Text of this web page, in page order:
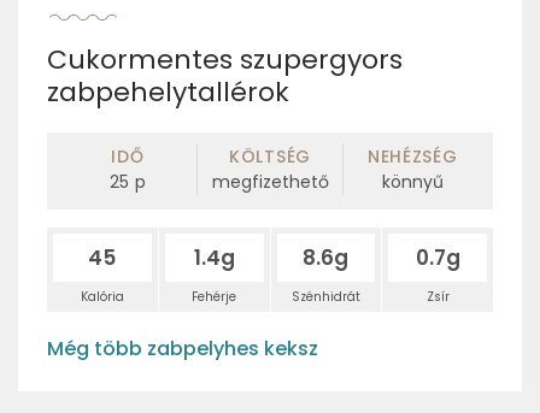
Cukormentes szupergyors
zabpehelytallérok
IDŐ
25 p
KÖLTSÉG
megfizethető
NEHÉZSÉG
könnyű
45
Kalória
1.4g
Fehérje
8.6g
Szénhidrát
0.7g
Zsír
Még több zabpelyhes keksz